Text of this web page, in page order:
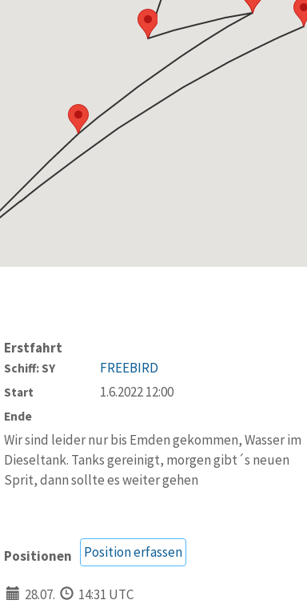
Erstfahrt
Schiff: SY FREEBIRD
Start 1.6.2022 12:00
Ende
Wir sind leider nur bis Emden gekommen, Wasser im
Dieseltank. Tanks gereinigt, morgen gibt´s neuen
Sprit, dann sollte es weiter gehen
Positionen Position erfassen
28.07.
14:31 UTC